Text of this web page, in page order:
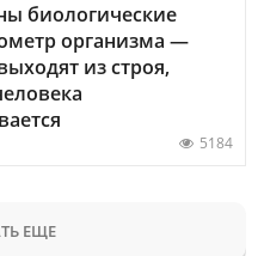
биологические
организма —
из строя,
5184
ЕЩЕ